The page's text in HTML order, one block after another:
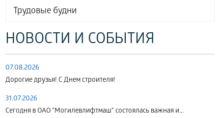
Трудовые будни
НОВОСТИ И СОБЫТИЯ
07.08.2026
Дорогие друзья! С Днем строителя!
31.07.2026
Сегодня в ОАО "Могилевлифтмаш" состоялась важная и...